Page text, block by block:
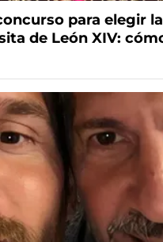
para elegir
de León XIV: